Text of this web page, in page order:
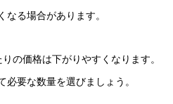
る場合があります。
の価格は下がりやすくなります。
要な数量を選びましょう。